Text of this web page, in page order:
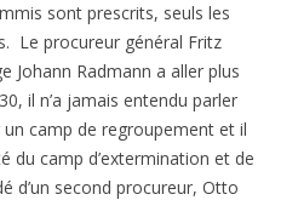
sont prescrits, seuls les
Le procureur général Fritz
Johann Radmann a aller plus
il n’a jamais entendu parler
un camp de regroupement et il
du camp d’extermination et de
d’un second procureur, Otto